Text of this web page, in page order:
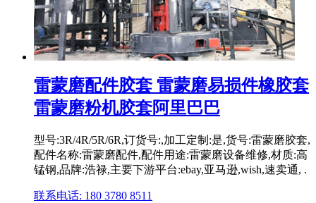
雷蒙磨配件胶套 雷蒙磨易损件橡胶套
雷蒙磨粉机胶套阿里巴巴
型号:3R/4R/5R/6R,订货号:,加工定制:是,货号:雷蒙磨胶套,
配件名称:雷蒙磨配件,配件用途:雷蒙磨设备维修,材质:高
锰钢,品牌:浩禄,主要下游平台:ebay,亚马逊,wish,速卖通, .
联系电话: 180 3780 8511